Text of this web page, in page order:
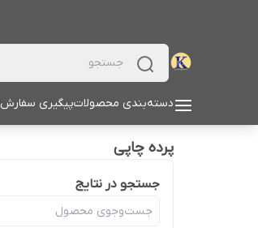
دسته‌بندی محصولاتپیگیری سفارش
پرده چاپی
جستجو در نتایج